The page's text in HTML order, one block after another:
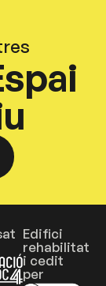
Edifici
rehabilitat
i cedit
per